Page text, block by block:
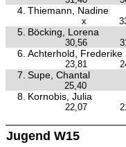
4. Thiemann, Nadine
x
5. Böcking, Lorena
30,56
6. Achterhold, Frederike
23,81
7. Supe, Chantal
25,40
8. Kornobis, Julia
22,07
Jugend W15